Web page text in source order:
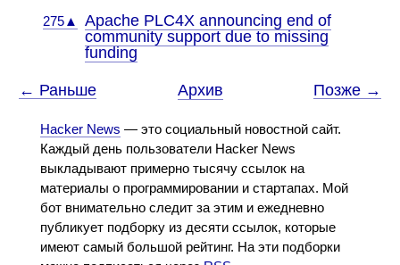
275▲
Apache PLC4X announcing end of
community support due to missing
funding
← Раньше Архив Позже →
Hacker News — это социальный новостной сайт.
Каждый день пользователи Hacker News
выкладывают примерно тысячу ссылок на
материалы о программировании и стартапах. Мой
бот внимательно следит за этим и ежедневно
публикует подборку из десяти ссылок, которые
имеют самый большой рейтинг. На эти подборки